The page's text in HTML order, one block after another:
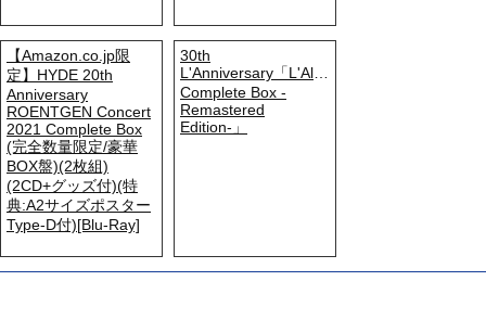
【Amazon.co.jp限
定】HYDE 20th
Anniversary
ROENTGEN Concert
2021 Complete Box
(完全数量限定/豪華
BOX盤)(2枚組)
(2CD+グッズ付)(特
典:A2サイズポスター
Type-D付)[Blu-Ray]
30th
L'Anniversary「L'Album
Complete Box -
Remastered
Edition-」